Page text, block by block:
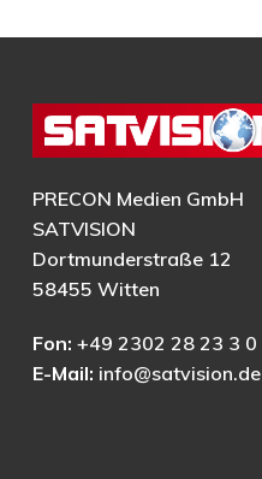
PRECON Medien GmbH
SATVISION
Dortmunderstraße 12
58455 Witten
Fon: +49 2302 28 23 3 0
E-Mail: info@satvision.de